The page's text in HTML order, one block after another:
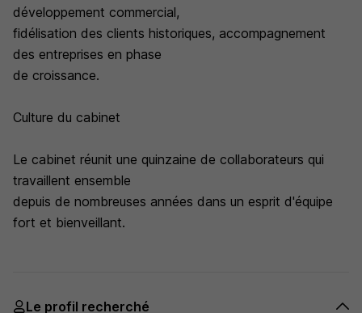
développement commercial,
fidélisation des clients historiques, accompagnement
des entreprises en phase
de croissance.
Culture du cabinet
Le cabinet réunit une quinzaine de collaborateurs qui
travaillent ensemble
depuis de nombreuses années dans un esprit d'équipe
fort et bienveillant.
Le profil recherché